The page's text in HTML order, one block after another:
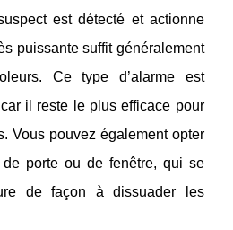
est détecté et actionne
puissante suffit généralement
Ce type d’alarme est
il reste le plus efficace pour
Vous pouvez également opter
porte ou de fenêtre, qui se
de façon à dissuader les